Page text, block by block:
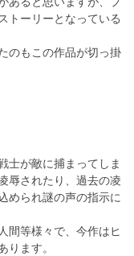
トーリーとなっている
のもこの作品が切っ掛
士が敵に捕まってしま
辱されたり、過去の凌
められ謎の声の指示に
間等様々で、今作はヒ
ります。